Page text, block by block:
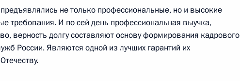
отчета о совещании
Совета Безопасности (о либерализации
не только профессиональные, но и высокие
требования. И по сей день профессиональная выучка,
верность долгу составляют основу формирования кадрового
России. Являются одной из лучших гарантий их